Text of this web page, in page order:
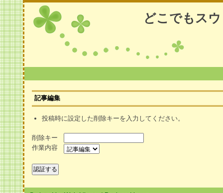
どこでもス
記事編集
投稿時に設定した削除キーを入力してください。
削除キー
作業内容